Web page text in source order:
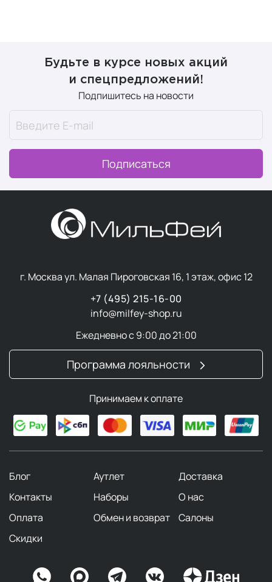
Будьте в курсе новых акций
и спецпредложений!
Подпишитесь на новости
Подписаться
г. Москва ул. Малая Пироговская 16, 1 этаж, офис 12
+7 (495) 215-16-00
info@milfey-shop.ru
Ежедневно с 9:00 до 21:00
Программа лояльности
Принимаем к оплате
Блог Аутлет
Доставка
Контакты
Наборы
О нас
Оплата
Обмен и возврат
Салоны
Скидки